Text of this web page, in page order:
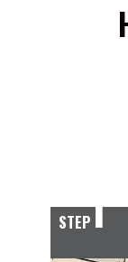
STEP1